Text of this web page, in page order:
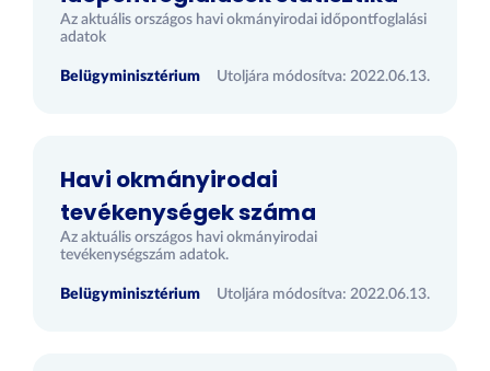
Az aktuális országos havi okmányirodai időpontfoglalási
adatok
Belügyminisztérium Utoljára módosítva: 2022.06.13.
Havi okmányirodai
tevékenységek száma
Az aktuális országos havi okmányirodai
tevékenységszám adatok.
Belügyminisztérium Utoljára módosítva: 2022.06.13.